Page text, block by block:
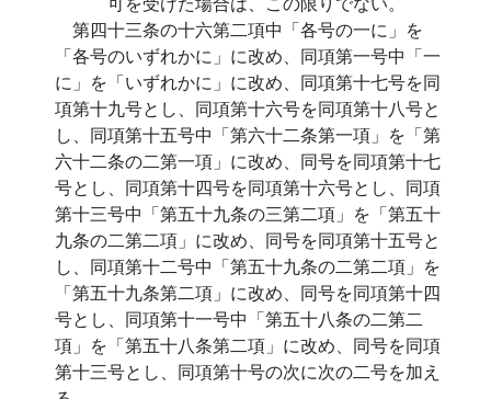
第四十三条の十六第二項中「各号の一に」を
「各号のいずれかに」に改め、同項第一号中「一
に」を「いずれかに」に改め、同項第十七号を同
項第十九号とし、同項第十六号を同項第十八号と
し、同項第十五号中「第六十二条第一項」を「第
六十二条の二第一項」に改め、同号を同項第十七
号とし、同項第十四号を同項第十六号とし、同項
第十三号中「第五十九条の三第二項」を「第五十
九条の二第二項」に改め、同号を同項第十五号と
し、同項第十二号中「第五十九条の二第二項」を
「第五十九条第二項」に改め、同号を同項第十四
号とし、同項第十一号中「第五十八条の二第二
項」を「第五十八条第二項」に改め、同号を同項
第十三号とし、同項第十号の次に次の二号を加え